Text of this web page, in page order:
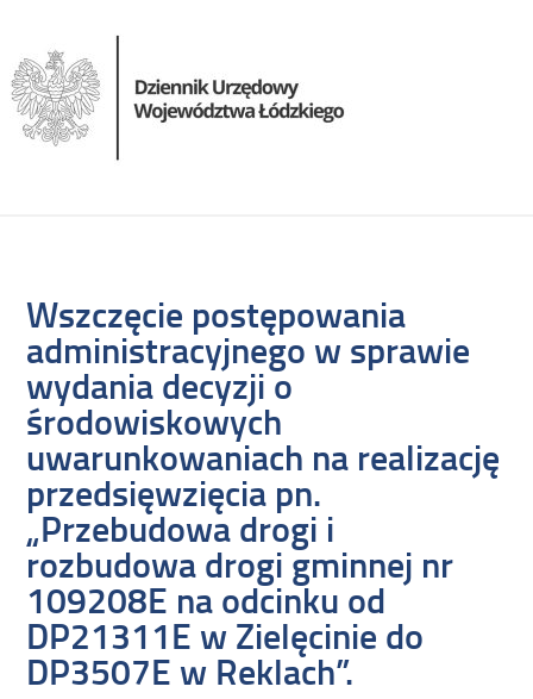
Wszczęcie postępowania
administracyjnego w sprawie
wydania decyzji o
środowiskowych
uwarunkowaniach na realizację
przedsięwzięcia pn.
„Przebudowa drogi i
rozbudowa drogi gminnej nr
109208E na odcinku od
DP21311E w Zielęcinie do
DP3507E w Reklach”.